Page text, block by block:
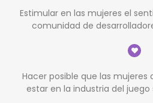
Estimular en las mujeres el
comunidad de
Hacer posible que las mujeres
estar en la industria del